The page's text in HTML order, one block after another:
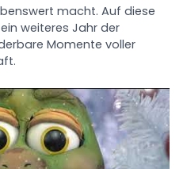
macht. Auf diese
weiteres Jahr der
Momente voller